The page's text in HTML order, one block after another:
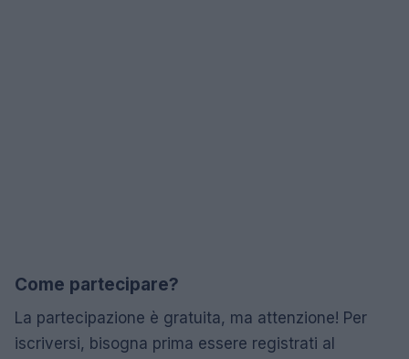
Come partecipare?
La partecipazione è gratuita, ma attenzione! Per
iscriversi, bisogna prima essere registrati al